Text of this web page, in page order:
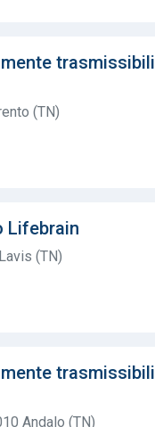
trasmissibili
(TN)
Lifebrain
(TN)
trasmissibili
Andalo (TN)